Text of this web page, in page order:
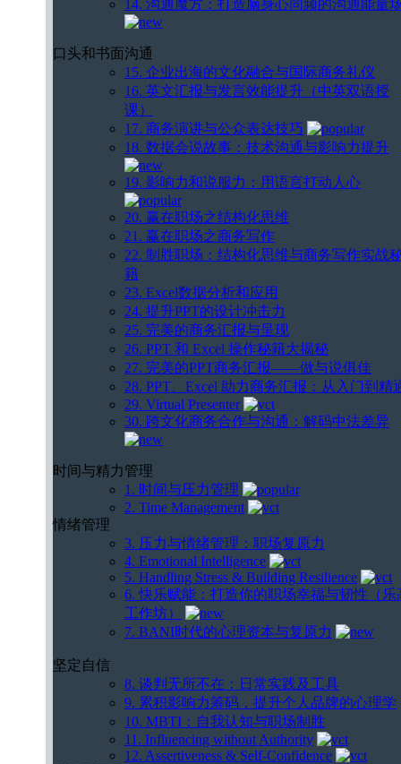
14. 沟通魔方：打造脑身心同频的沟通能量
口头和书面沟通
15. 企业出海的文化融合与国际商务礼仪
16. 英文汇报与发言效能提升（中英双语授
课）
17. 商务演讲与公众表达技巧
18. 数据会说故事：技术沟通与影响力提升
19. 影响力和说服力：用语言打动人心
20. 赢在职场之结构化思维
21. 赢在职场之商务写作
22. 制胜职场：结构化思维与商务写作实战
籍
23. Excel数据分析和应用
24. 提升PPT的设计冲击力
25. 完美的商务汇报与呈现
26. PPT 和 Excel 操作秘籍大揭秘
27. 完美的PPT商务汇报——做与说俱佳
28. PPT、Excel 助力商务汇报：从入门到精
29. Virtual Presenter
30. 跨文化商务合作与沟通：解码中法差异
时间与精力管理
1. 时间与压力管理
2. Time Management
情绪管理
3. 压力与情绪管理：职场复原力
4. Emotional Intelligence
5. Handling Stress & Building Resilience
6. 快乐赋能：打造你的职场幸福与韧性（乐
工作坊）
7. BANI时代的心理资本与复原力
坚定自信
8. 谈判无所不在：日常实践及工具
9. 累积影响力筹码，提升个人品牌的心理学
10. MBTI：自我认知与职场制胜
11. Influencing without Authority
12. Assertiveness & Self-Confidence